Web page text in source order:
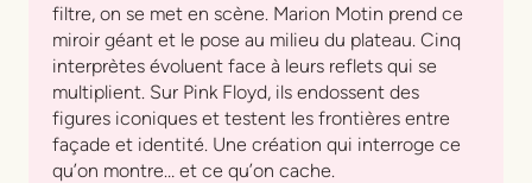
filtre, on se met en scène. Marion Motin prend ce
miroir géant et le pose au milieu du plateau. Cinq
interprètes évoluent face à leurs reflets qui se
multiplient. Sur Pink Floyd, ils endossent des
figures iconiques et testent les frontières entre
façade et identité. Une création qui interroge ce
qu’on montre… et ce qu’on cache.